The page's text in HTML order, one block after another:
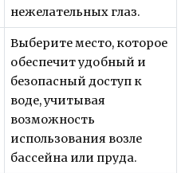
нежелательных глаз.
Выберите место, которое
обеспечит удобный и
безопасный доступ к
воде, учитывая
возможность
использования возле
бассейна или пруда.